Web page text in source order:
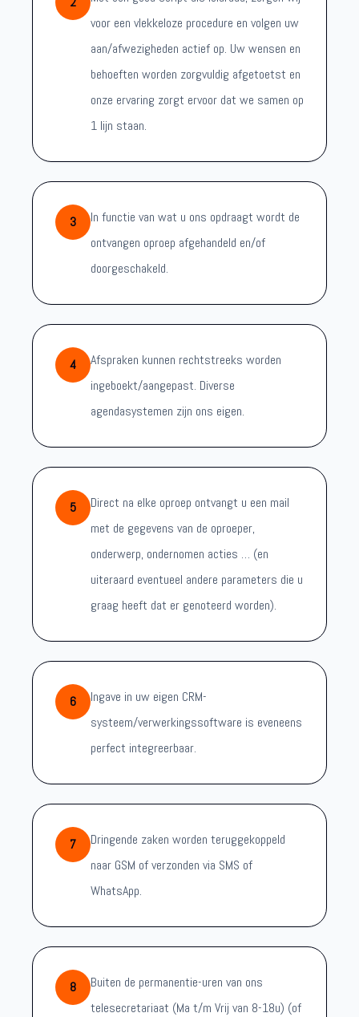
voor een vlekkeloze procedure en volgen uw
aan/afwezigheden actief op. Uw wensen en
behoeften worden zorgvuldig afgetoetst en
onze ervaring zorgt ervoor dat we samen op
1 lijn staan.
3
In functie van wat u ons opdraagt wordt de
ontvangen oproep afgehandeld en/of
doorgeschakeld.
4
Afspraken kunnen rechtstreeks worden
ingeboekt/aangepast. Diverse
agendasystemen zijn ons eigen.
5
Direct na elke oproep ontvangt u een mail
met de gegevens van de oproeper,
onderwerp, ondernomen acties … (en
uiteraard eventueel andere parameters die u
graag heeft dat er genoteerd worden).
6
Ingave in uw eigen CRM-
systeem/verwerkingssoftware is eveneens
perfect integreerbaar.
7
Dringende zaken worden teruggekoppeld
naar GSM of verzonden via SMS of
WhatsApp.
8
Buiten de permanentie-uren van ons
telesecretariaat (Ma t/m Vrij van 8-18u) (of